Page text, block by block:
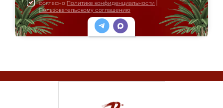
согласно Политике конфиденциальности
Пользовательскому соглашению